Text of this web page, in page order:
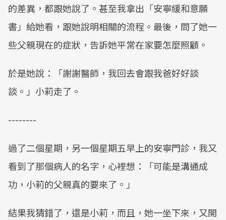
的差異，都跟她說了。甚至我拿出「安寧緩和意願
書」給她看，跟她說明相關的流程。最後，問了她一
些父親現在的症狀，告訴她平常在家要怎麼照顧。
於是她說：「謝謝醫師，我回去會跟我爸好好談
談。」小莉走了。
--------
過了二個星期，另一個星期五早上的安寧門診，我又
看到了那個病人的名字，心裡想：「可能是溝通成
功，小莉的父親真的要來了。」
結果我猜錯了，還是小莉，而且，她一坐下來，又開